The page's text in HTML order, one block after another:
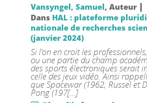
Vansyngel, Samuel, Auteur |
Dans HAL : plateforme
nationale de recherches
(janvier 2024)
Si l’on en croit les
ou une partie du champ
des sports électroniques serait
celle des jeux vidéo. Ainsi
que Spacewar (1962, Russel et
Pong (197[...]